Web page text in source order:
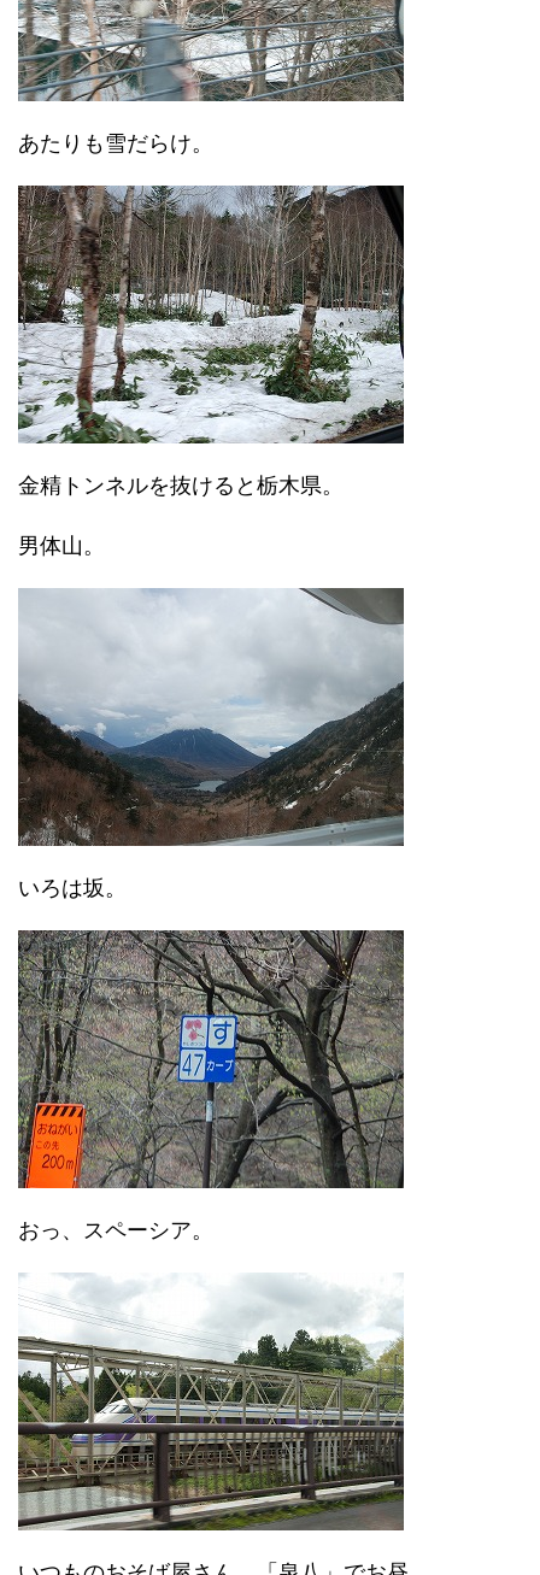
あたりも雪だらけ。
金精トンネルを抜けると栃木県。
男体山。
いろは坂。
おっ、スペーシア。